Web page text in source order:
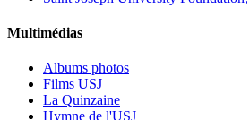
Multimédias
Albums photos
Films USJ
La Quinzaine
Hymne de l'USJ